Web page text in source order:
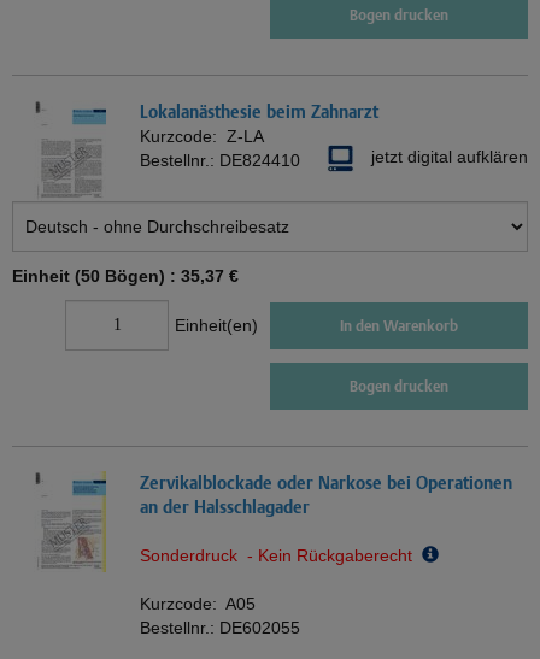
Bogen drucken
Lokalanästhesie beim Zahnarzt
Kurzcode: Z-LA
Bestellnr.: DE824410 jetzt digital aufklären
Einheit (50 Bögen) : 35,37 €
Einheit(en) In den Warenkorb
Bogen drucken
Zervikalblockade oder Narkose bei Operationen
an der Halsschlagader
Sonderdruck - Kein Rückgaberecht
Kurzcode: A05
Bestellnr.: DE602055